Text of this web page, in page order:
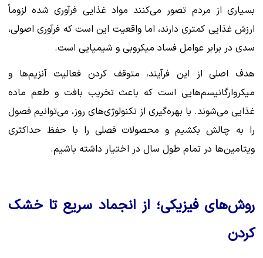
بسیاری از مردم تصور می‌کنند مواد غذایی فرآوری شده لزوماً
ارزش غذایی کمتری دارند، اما واقعیت این است که فرآوری اصولی،
سدی در برابر عوامل فساد میکروبی و شیمیایی است.
هدف اصلی از این فرآیند، متوقف کردن فعالیت آنزیم‌ها و
میکروارگانیسم‌هایی است که باعث تخریب بافت و طعم ماده
غذایی می‌شوند. با بهره‌گیری از تکنولوژی‌های روز، می‌توانیم فصول
را به چالش بکشیم و محصولات فصلی را با حفظ حداکثری
ویتامین‌ها در تمام طول سال در اختیار داشته باشیم.
روش‌های فیزیکی؛ از انجماد سریع تا خشک
کردن